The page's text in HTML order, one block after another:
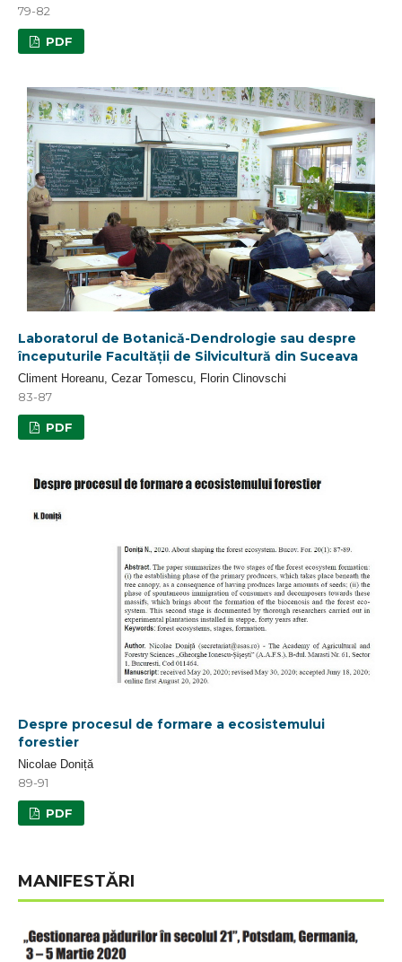
79-82
PDF
Laboratorul de Botanică-Dendrologie sau despre
începuturile Facultății de Silvicultură din Suceava
Climent Horeanu, Cezar Tomescu, Florin Clinovschi
83-87
PDF
Despre procesul de formare a ecosistemului
forestier
Nicolae Doniță
89-91
PDF
MANIFESTĂRI